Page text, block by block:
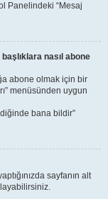
Panelindeki “Mesaj
nasıl abone
abone olmak için bir
menüsünden uygun
bana bildir”
sayfanın alt